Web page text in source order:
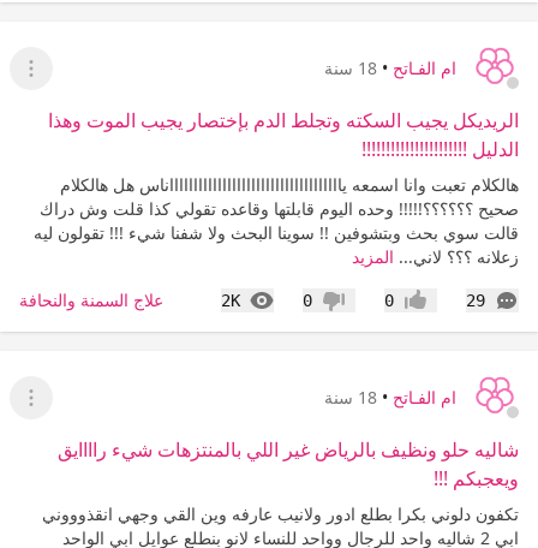
ام الفـاتح • 18 سنة
عرض
الريديكل يجيب السكته وتجلط الدم بإختصار يجيب الموت وهذا
الدليل !!!!!!!!!!!!!!!!!!!!!!
هالكلام تعبت وانا اسمعه يااااااااااااااااااااااااااااااااااااناس هل هالكلام
صحيح ؟؟؟؟؟؟!!!!! وحده اليوم قابلتها وقاعده تقولي كذا قلت وش دراك
قالت سوي بحث وبتشوفين !! سوينا البحث ولا شفنا شيء !!! تقولون ليه
زعلانه ؟؟؟ لاني... المزيد
29
التعليقات إعجاب0 عدم إعجاب
0
2K
المشاهدات علاج السمنة والنحافة
ام الفـاتح • 18 سنة
عرض
شاليه حلو ونظيف بالرياض غير اللي بالمنتزهات شيء راااايق
ويعجبكم !!!
تكفون دلوني بكرا بطلع ادور ولانيب عارفه وين القي وجهي انقذوووني
ابي 2 شاليه واحد للرجال وواحد للنساء لانو بنطلع عوايل ابي الواحد